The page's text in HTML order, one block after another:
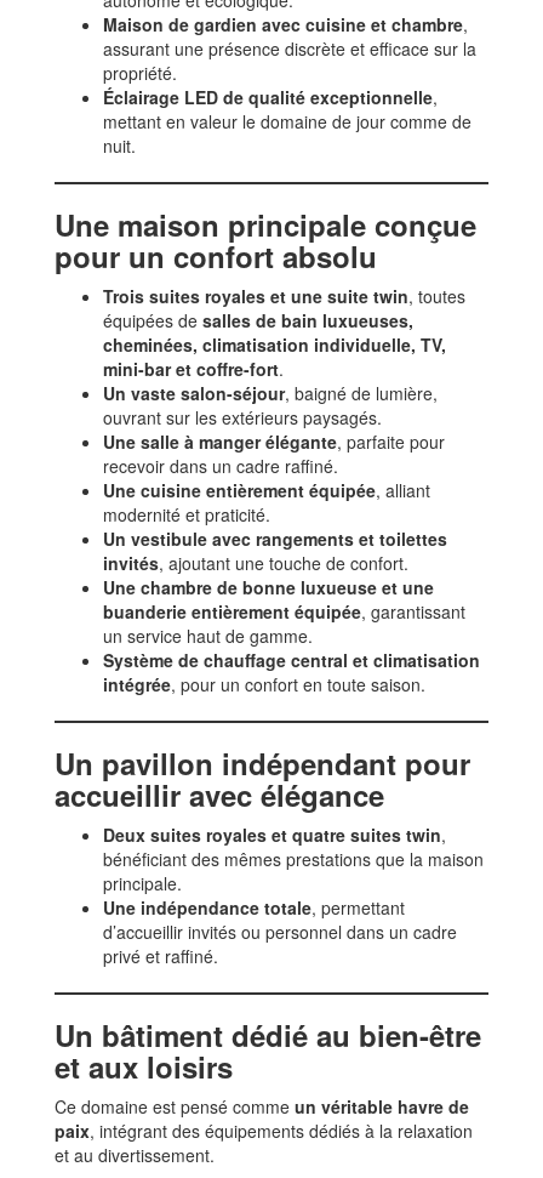
Maison de gardien avec cuisine et chambre,
assurant une présence discrète et efficace sur la
propriété.
Éclairage LED de qualité exceptionnelle,
mettant en valeur le domaine de jour comme de
nuit.
Une maison principale conçue
pour un confort absolu
Trois suites royales et une suite twin, toutes
équipées de salles de bain luxueuses,
cheminées, climatisation individuelle, TV,
mini-bar et coffre-fort.
Un vaste salon-séjour, baigné de lumière,
ouvrant sur les extérieurs paysagés.
Une salle à manger élégante, parfaite pour
recevoir dans un cadre raffiné.
Une cuisine entièrement équipée, alliant
modernité et praticité.
Un vestibule avec rangements et toilettes
invités, ajoutant une touche de confort.
Une chambre de bonne luxueuse et une
buanderie entièrement équipée, garantissant
un service haut de gamme.
Système de chauffage central et climatisation
intégrée, pour un confort en toute saison.
Un pavillon indépendant pour
accueillir avec élégance
Deux suites royales et quatre suites twin,
bénéficiant des mêmes prestations que la maison
principale.
Une indépendance totale, permettant
d’accueillir invités ou personnel dans un cadre
privé et raffiné.
Un bâtiment dédié au bien-être
et aux loisirs
Ce domaine est pensé comme un véritable havre de
paix, intégrant des équipements dédiés à la relaxation
et au divertissement.